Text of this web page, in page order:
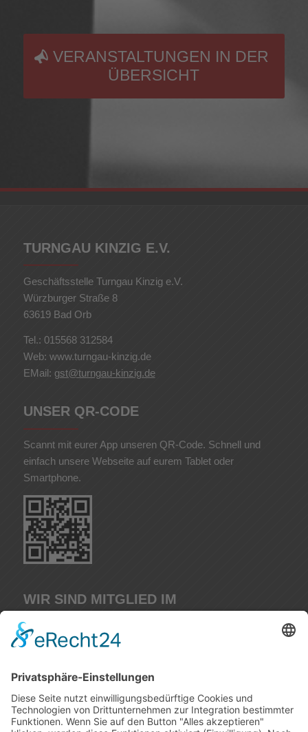
VERANSTALTUNGEN IN DER
ÜBERSICHT
TURNGAU KINZIG E.V.
Geschäftsstelle Turngau Kinzig e.V.
Würzburger Straße 8
63619 Bad Orb
Tel.: 015568 312584
Web: www.turngau-kinzig.de
EMail: gst@turngau-kinzig.de
UNSER QR-CODE
Scannt mit eurer App unseren QR-Code. Schnell und
einfach unsere Webseite auf eurem Tablet oder
Smartphone.
WIR SIND MITGLIED IM